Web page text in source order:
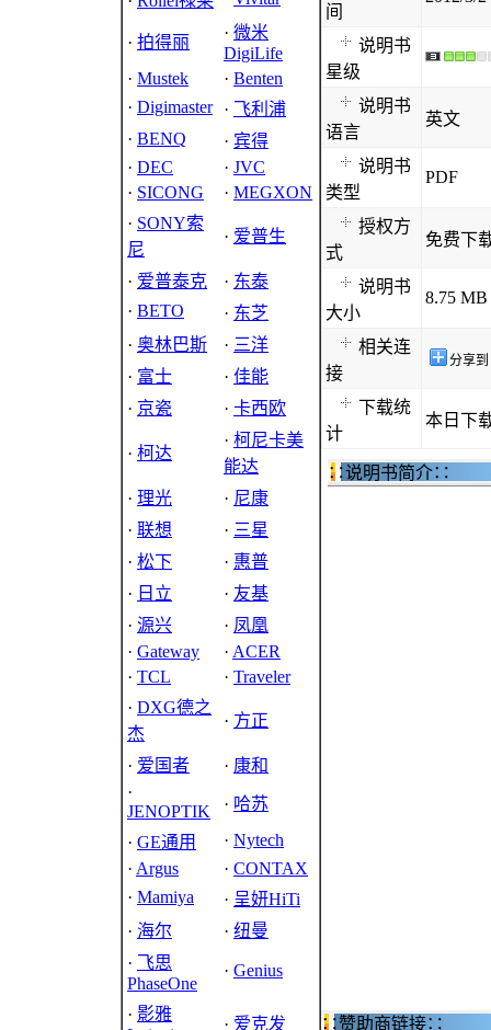
· 拍得丽
· 微米
DigiLife
· Mustek · Benten
· Digimaster · 飞利浦
· BENQ · 宾得
· DEC · JVC
· SICONG · MEGXON
· SONY索
尼
· 爱普生
· 爱普泰克 · 东泰
· BETO · 东芝
· 奥林巴斯 · 三洋
· 富士 · 佳能
· 京瓷 · 卡西欧
· 柯达
· 柯尼卡美
能达
· 理光 · 尼康
· 联想 · 三星
· 松下 · 惠普
· 日立 · 友基
· 源兴 · 凤凰
· Gateway · ACER
· TCL · Traveler
· DXG德之
杰
· 方正
· 爱国者 · 康和
·
JENOPTIK
· 哈苏
· GE通用 · Nytech
· Argus · CONTAX
· Mamiya · 呈妍HiTi
· 海尔 · 纽曼
· 飞思
PhaseOne
· Genius
· 影雅
· 爱克发
间
说明书
星级
说明书
语言
英文
说明书
类型
PDF
授权方
式
免费下
说明书
大小
8.75 MB
相关连
接
分享
下载统
计
本日下
∷说明书简介∷
∷赞助商链接∷